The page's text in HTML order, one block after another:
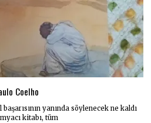
Coelho
yanında söylenecek ne kaldı
kitabı, tüm